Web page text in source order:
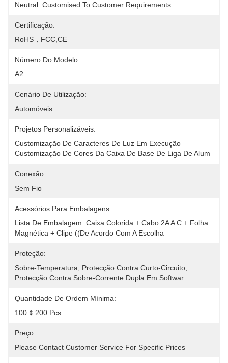
Neutral  Customised To Customer Requirements
Certificação:
RoHS，FCC,CE
Número Do Modelo:
A2
Cenário De Utilização:
Automóveis
Projetos Personalizáveis:
Customização De Caracteres De Luz Em Execução
Customização De Cores Da Caixa De Base De Liga De Alum
Conexão:
Sem Fio
Acessórios Para Embalagens:
Lista De Embalagem: Caixa Colorida + Cabo 2A A C + Folha
Magnética + Clipe ((de Acordo Com A Escolha
Proteção:
Sobre-Temperatura, Protecção Contra Curto-Circuito,
Protecção Contra Sobre-Corrente Dupla Em Softwar
Quantidade De Ordem Mínima:
100 ¢ 200 Pcs
Preço:
Please Contact Customer Service For Specific Prices